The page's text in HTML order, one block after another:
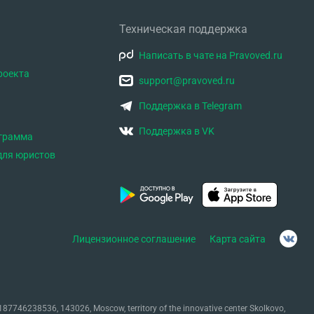
юристов
Техническая поддержка
Написать в чате на Pravoved.ru
support@pravoved.ru
Поддержка в Telegram
Поддержка в VK
Лицензионное соглашение Карта сайта
143026, Moscow, territory of the innovative center Skolkovo,